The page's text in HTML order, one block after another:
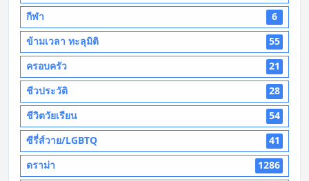
กีฬา
6
ข้ามเวลา ทะลุมิติ
55
ครอบครัว
21
ชีวประวัติ
28
ชีวิตวัยเรียน
54
ซีรี่ส์วาย/LGBTQ
41
ดราม่า
1286